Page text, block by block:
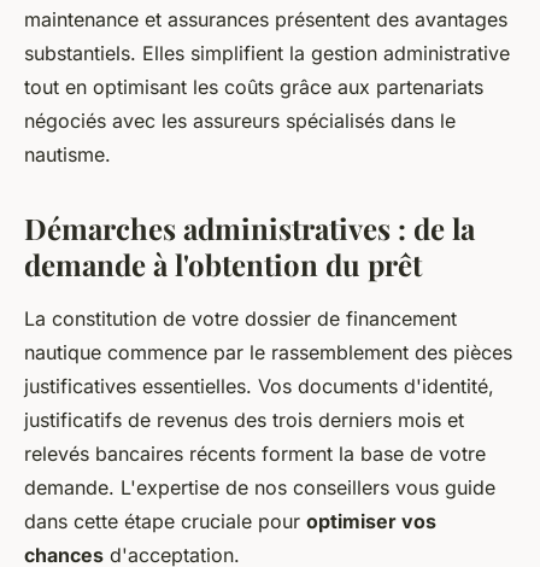
maintenance et assurances présentent des avantages
substantiels. Elles simplifient la gestion administrative
tout en optimisant les coûts grâce aux partenariats
négociés avec les assureurs spécialisés dans le
nautisme.
Démarches administratives : de la
demande à l'obtention du prêt
La constitution de votre dossier de financement
nautique commence par le rassemblement des pièces
justificatives essentielles. Vos documents d'identité,
justificatifs de revenus des trois derniers mois et
relevés bancaires récents forment la base de votre
demande. L'expertise de nos conseillers vous guide
dans cette étape cruciale pour optimiser vos
chances d'acceptation.